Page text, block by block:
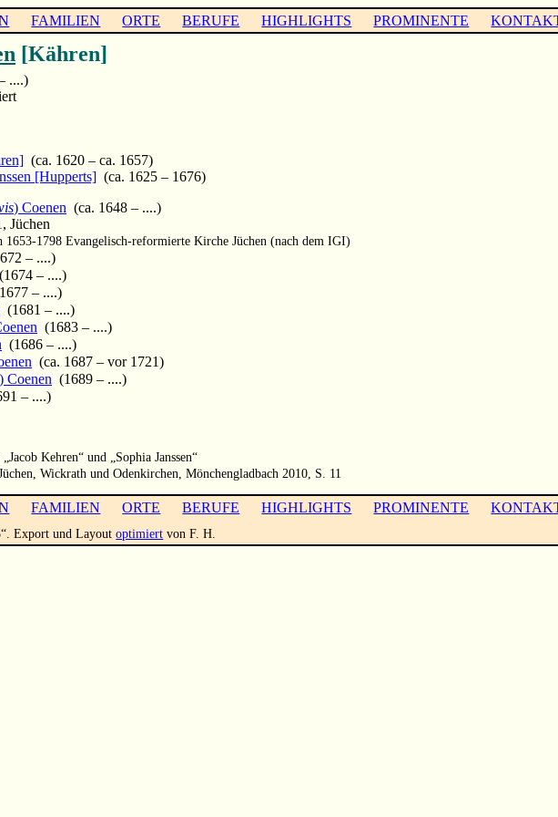
FAMILIEN ORTE BERUFE HIGHLIGHTS PROMINENTE
[Kähren]
....)
(ca. 1620 – ca. 1657)
[Hupperts] (ca. 1625 – 1676)
) Coenen (ca. 1648 – ....)
Jüchen
1653-1798 Evangelisch-reformierte Kirche Jüchen (nach dem IGI)
– ....)
(1674 – ....)
– ....)
(1681 – ....)
(1683 – ....)
(1686 – ....)
(ca. 1687 – vor 1721)
) Coenen (1689 – ....)
– ....)
Kehren“ und „Sophia Janssen“
Wickrath und Odenkirchen, Mönchengladbach 2010, S. 11
FAMILIEN ORTE BERUFE HIGHLIGHTS PROMINENTE
Export und Layoutoptimiert von F. H.